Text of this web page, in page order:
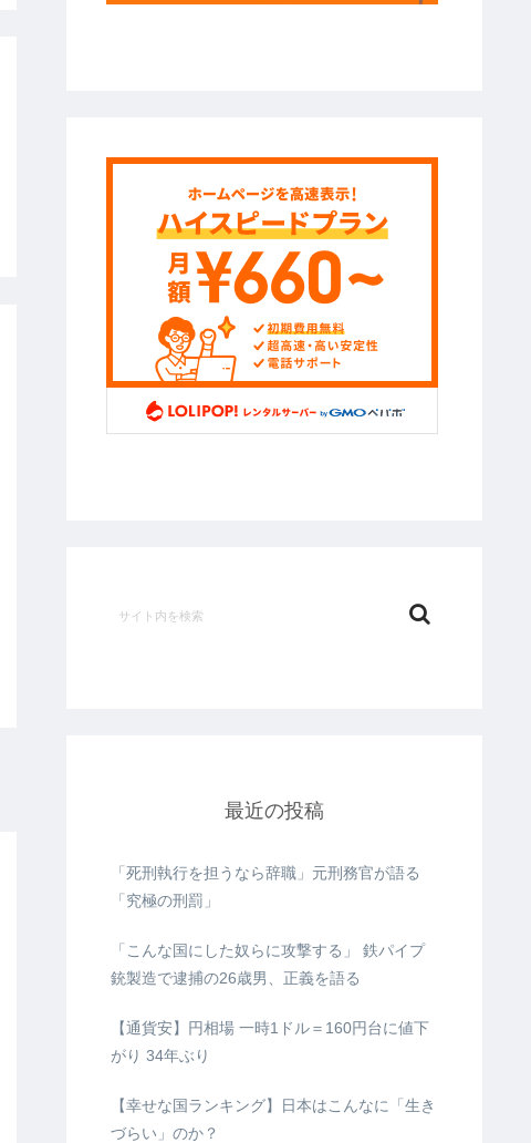
最近の投稿
「死刑執行を担うなら辞職」元刑務官が語る
「究極の刑罰」
「こんな国にした奴らに攻撃する」 鉄パイプ
銃製造で逮捕の26歳男、正義を語る
【通貨安】円相場 一時1ドル＝160円台に値下
がり 34年ぶり
【幸せな国ランキング】日本はこんなに「生き
づらい」のか？